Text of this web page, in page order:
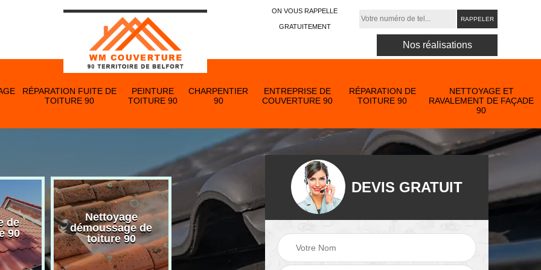
ON VOUS RAPPELLE
GRATUITEMENT
Nos réalisations
RÉPARATION FUITE DE
TOITURE 90
PEINTURE
TOITURE 90
CHARPENTIER
90
ENTREPRISE DE
COUVERTURE 90
RÉPARATION DE
TOITURE 90
NETTOYAGE ET
RAVALEMENT DE FAÇADE
90
de
90
Nettoyage
démoussage de
toiture 90
Nettoyage et pose
de gouttière 90
Peinture toiture 90
DEVIS GRATUIT